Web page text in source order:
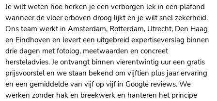
Je wilt weten hoe herken je een verborgen lek in een plafond
wanneer de vloer erboven droog lijkt en je wilt snel zekerheid.​
Ons team werkt in Amsterdam, Rotterdam, Utrecht, Den Haag
en Eindhoven en levert een uitgebreid expertiseverslag binnen
drie dagen met fotolog, meetwaarden en concreet
hersteladvies.​ Je ontvangt binnen vierentwintig uur een gratis
prijsvoorstel en we staan bekend om vijftien plus jaar ervaring
en een gemiddelde van vijf op vijf in Google reviews.​ We
werken zonder hak en breekwerk en hanteren het principe